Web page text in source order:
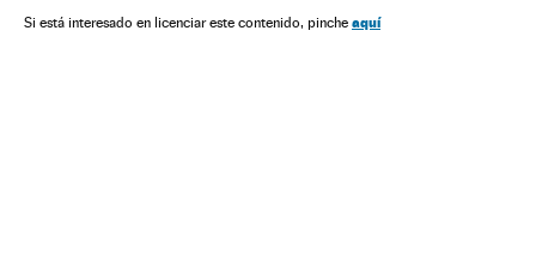
Histórias em quadrinhos Mulheres Economia
Si está interesado en licenciar este contenido, pinche aquí